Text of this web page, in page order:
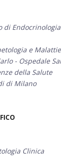
di
e
- Ospedale
della Salute
di Milano
Clinica